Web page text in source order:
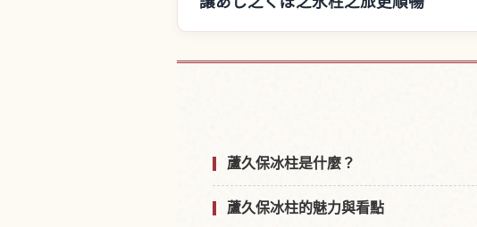
蘆久保冰柱是什麼？
蘆久保冰柱的魅力與看點